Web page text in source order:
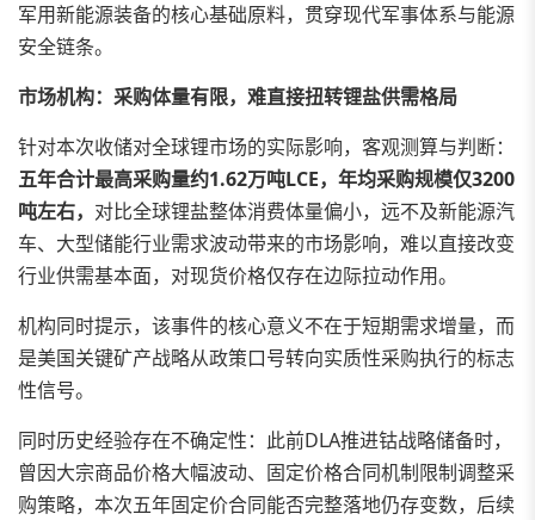
军用新能源装备的核心基础原料，贯穿现代军事体系与能源
安全链条。
市场机构：采购体量有限，难直接扭转锂盐供需格局
针对本次收储对全球锂市场的实际影响，客观测算与判断：
五年合计最高采购量约1.62万吨LCE，年均采购规模仅3200
吨左右， 对比全球锂盐整体消费体量偏小，远不及新能源汽
车、大型储能行业需求波动带来的市场影响，难以直接改变
行业供需基本面，对现货价格仅存在边际拉动作用。
机构同时提示，该事件的核心意义不在于短期需求增量，而
是美国关键矿产战略从政策口号转向实质性采购执行的标志
性信号。
同时历史经验存在不确定性：此前DLA推进钴战略储备时，
曾因大宗商品价格大幅波动、固定价格合同机制限制调整采
购策略，本次五年固定价合同能否完整落地仍存变数，后续